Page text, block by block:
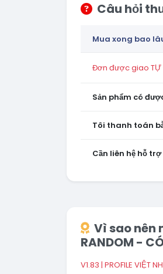
Câu hỏi
Mua xong bao
Đơn được giao TỰ
Sản phẩm có
Tôi thanh toán
Cần liên hệ hỗ
Vì sao nên
RANDOM -
V1.83 | PROFILE VIỆT